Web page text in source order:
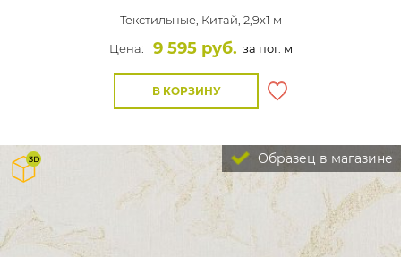
Текстильные, Китай, 2,9x1 м
Цена:
9 595 руб. за пог. м
В КОРЗИНУ
Образец в магазине